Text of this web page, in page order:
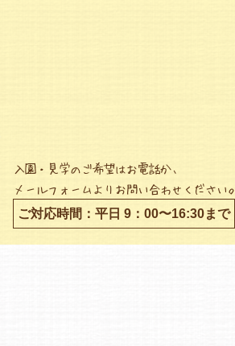
入園・見学のご希望はお電話か、
メールフォームよりお問い合わせください。
ご対応時間：平日 9：00〜16:30まで